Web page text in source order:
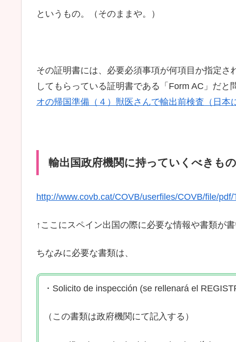
というもの。（そのままや。）
その証明書には、必要必須事項が何項目か指定
してもらっている証明書である「Form AC」だと
オの帰国準備（４）獣医さんで輸出前検査（日本
輸出国政府機関に持っていくべきも
http://www.covb.cat/COVB/userfiles/COVB/file/
↑ここにスペイン出国の際に必要な情報や書類が
ちなみに必要な書類は、
・Solicito de inspección (se rellenará el
（この書類は政府機関にて記入する）